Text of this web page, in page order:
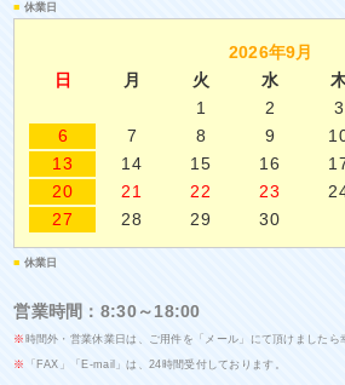
■ 休業日
2026年9月
日
月 火 水
1
2 3
6
7 8 9
13
14 15 16
20
21 22 23
27
28 29 30
■ 休業日
営業時間：8:30～18:00
※ 時間外・営業休業日は、ご用件を「メール」にて頂けましたら
※ 「FAX」「E-mail」は、24時間受付しております。